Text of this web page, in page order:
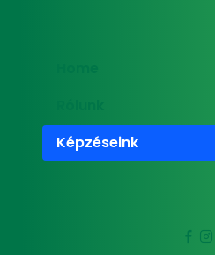
Képzéseink